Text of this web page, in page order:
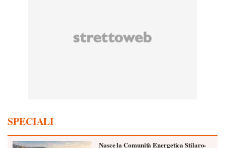
SPECIALI
Nasce la Comunità Energetica Stilaro-